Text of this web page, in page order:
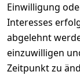
Einwilligung
Interesses
abgelehnt
einzuwilligen
Zeitpunkt zu